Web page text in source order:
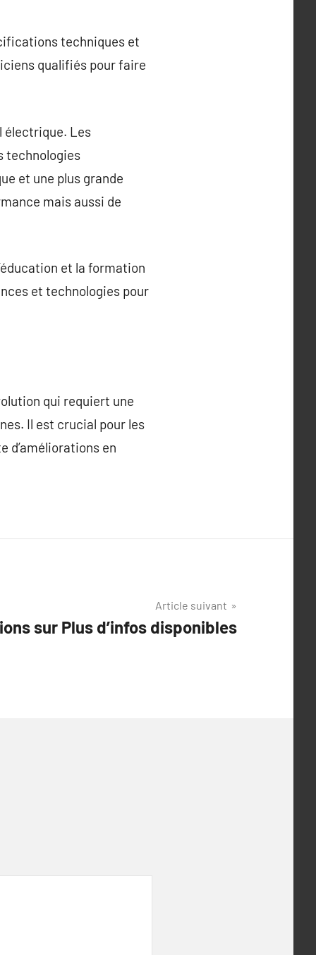
techniques et
qualifiés pour faire
électrique. Les
technologies
et une plus grande
mais aussi de
et la formation
et technologies pour
qui requiert une
Il est crucial pour les
d’améliorations en
Article suivant
sur Plus d’infos disponibles